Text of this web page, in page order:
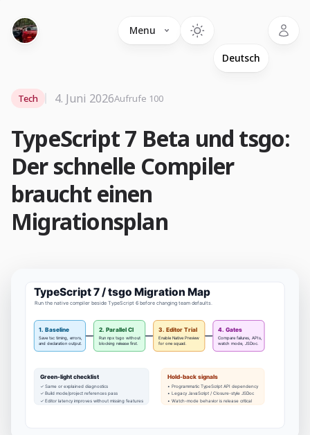
Menu
TypeScript 7 Beta und tsgo:
Der schnelle Compiler
braucht einen
Migrationsplan
Tech 4. Juni 2026Aufrufe 100